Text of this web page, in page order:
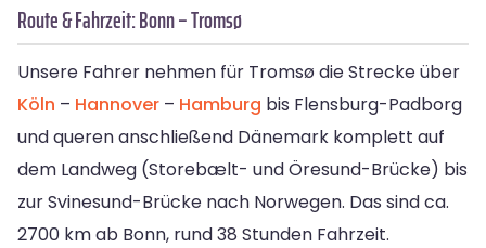
Route & Fahrzeit: Bonn – Tromsø
Unsere Fahrer nehmen für Tromsø die Strecke über
Köln – Hannover – Hamburg bis Flensburg-Padborg
und queren anschließend Dänemark komplett auf
dem Landweg (Storebælt- und Öresund-Brücke) bis
zur Svinesund-Brücke nach Norwegen. Das sind ca.
2700 km ab Bonn, rund 38 Stunden Fahrzeit.